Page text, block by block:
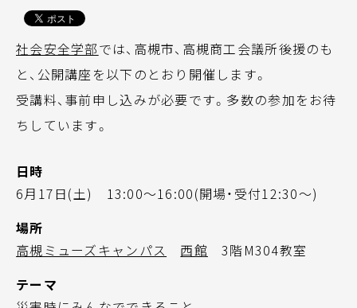
社会安全学部では、高槻市、高槻商工会議所後援のも
と、公開講座を以下のとおり開催します。
受講料、事前申し込みが必要です。多数の参加をお待
ちしています。
日時
6月17日(土) 13:00～16:00(開場・受付12:30～)
場所
高槻ミューズキャンパス
西館 3階M304教室
テーマ